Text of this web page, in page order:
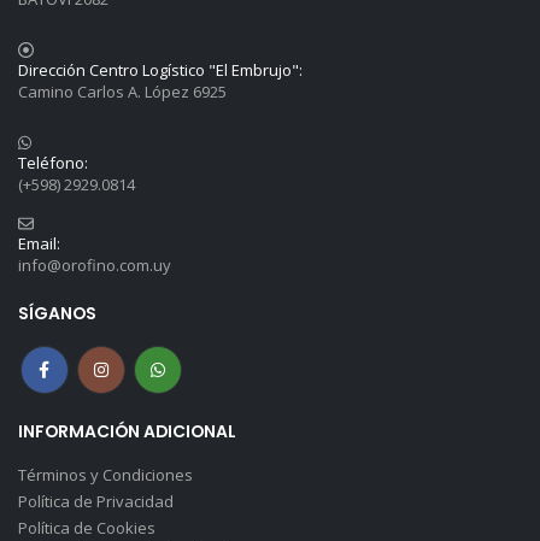
Dirección Centro Logístico "El Embrujo":
Camino Carlos A. López 6925
Teléfono:
(+598) 2929.0814
Email:
info@orofino.com.uy
SÍGANOS
INFORMACIÓN ADICIONAL
Términos y Condiciones
Política de Privacidad
Política de Cookies